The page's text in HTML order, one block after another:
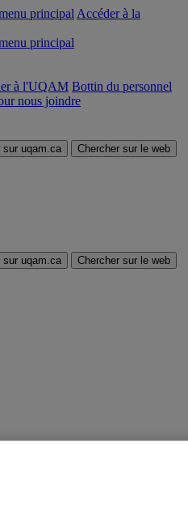
principal Accéder à la
principal
à l'UQAM Bottin du personnel
nous joindre
sur uqam.ca Chercher sur le web
sur uqam.ca Chercher sur le web